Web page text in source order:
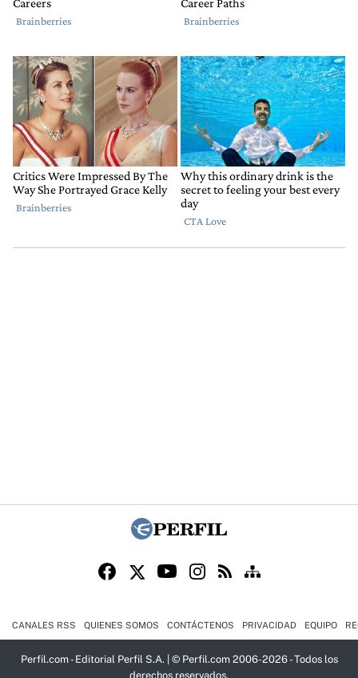
CANALES RSS QUIENES SOMOS CONTÁCTENOS PRIVACIDAD EQUIPO
Perfil.com - Editorial Perfil S.A. | © Perfil.com 2006-2026 - Todos los
derechos reservados.